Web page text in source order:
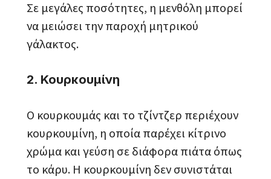
Σε μεγάλες ποσότητες, η μενθόλη μπορεί
να μειώσει την παροχή μητρικού
γάλακτος.
2. Κουρκουμίνη
Ο κουρκουμάς και το τζίντζερ περιέχουν
κουρκουμίνη, η οποία παρέχει κίτρινο
χρώμα και γεύση σε διάφορα πιάτα όπως
το κάρυ. Η κουρκουμίνη δεν συνιστάται